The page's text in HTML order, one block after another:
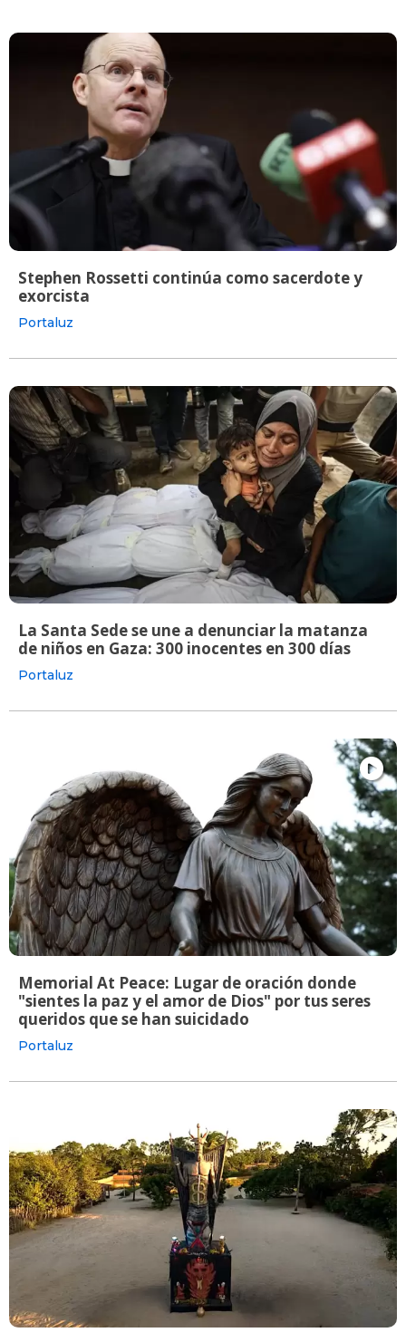
Stephen Rossetti continúa como sacerdote y
exorcista
Portaluz
La Santa Sede se une a denunciar la matanza
de niños en Gaza: 300 inocentes en 300 días
Portaluz
Memorial At Peace: Lugar de oración donde
"sientes la paz y el amor de Dios" por tus seres
queridos que se han suicidado
Portaluz